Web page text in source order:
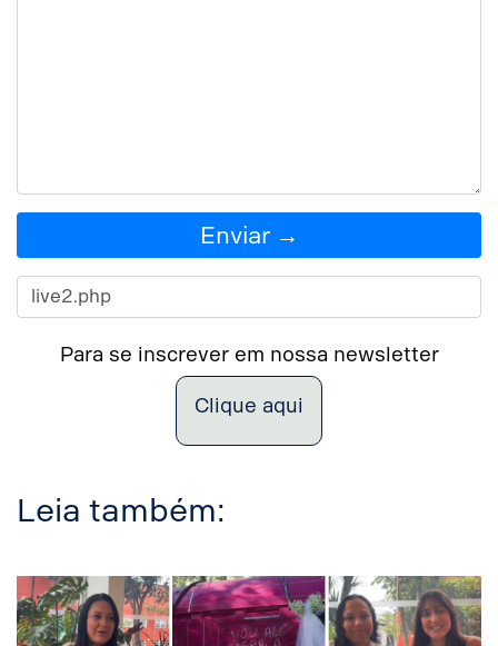
Enviar →
Para se inscrever em nossa newsletter
Clique aqui
Leia também: